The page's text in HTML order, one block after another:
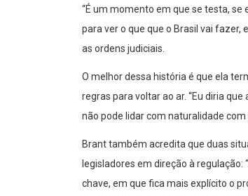
“É um momento em que se testa, se
para ver o que que o Brasil vai fazer,
as ordens judiciais.
O melhor dessa história é que ela
regras para voltar ao ar. “Eu diria
não pode lidar com naturalidade
Brant também acredita que duas
legisladores em direção à
chave, em que fica mais explícito o